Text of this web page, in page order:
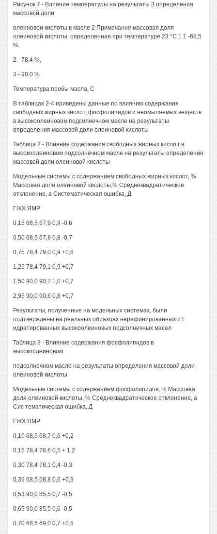
Рисунок 7 - Влияние температуры на результаты 3 определения
массовой доли
олеиновои кислоты в масле 2 Примечание массовая доля
олеиновой кислоты, определенная при температуре 23 °С 1 1 -68,5
%,
2 - 78,4 %,
3 - 90,0 %
Температура пробы масла, С
В таблицах 2-4 приведены данные по влиянию содержания
свободных жирных кислот, фосфолипидов и неомыляемых веществ
в высокоолеиновом подсолнечном масле на результаты
определения массовой доли олеиновой кислоты
Таблица 2 - Влияние содержания свободных жирных кисло г в
высокоолеиновом подсолнечном масле на результаты определения
массовой доли олеиновой кислоты
Модельные системы с содержанием свободных жирных кислот, %
Массовая доля олеиновой кислоты,% Среднеквадратическое
отклонение, а Систематическая ошибка, Д
ГЖХ ЯМР
0,15 68,5 67,9 0,9 -0,6
0,50 68,5 67,8 0,8 -0,7
0,75 78,4 79,0 0,9 +0,6
1,25 78,4 79,1 0,9 +0,7
1,50 90,0 90,7 1,0 +0,7
2,95 90,0 90,6 0,8 +0,7
Результаты, полученные на модельных системах, были
подтверждены на реальных образцах нерафинированных и I
идратированных высокоолеиновых подсолнечных масел
Таблица 3 - Влияние содержания фосфолипидов в
высокоолеиновом
подсолнечном масле на результаты определения массовой доли
олеиновой кислоты
Модельные системы с содержанием фосфолипидов, % Массовая
доля олеиновой кислоты, % Среднеквадратическое отклонение, а
Сис тематическая ошибка, Д
ГЖХ ЯМР
0,10 68,5 68,7 0,6 +0,2
0,15 78,4 78,6 0,5 + 1,2
0,30 78,4 78,1 0,4 -0,3
0,39 68,5 68,8 0,6 +0,3
0,53 90,0 85,5 0,7 -0,5
0,65 90,0 85,5 0,6 -0,5
0,70 68,5 69,0 0,7 +0,5